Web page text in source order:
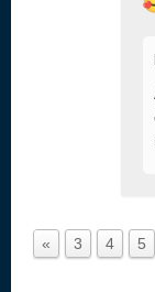
« 3 4 5